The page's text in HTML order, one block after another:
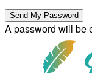
A password will be